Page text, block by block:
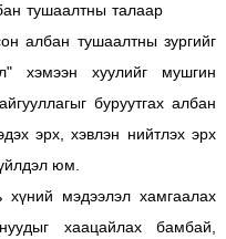
тушаалтны талаар
албан тушаалтны зургийг
хэмээн хуулийг мушгин
буруутгах албан
эрх, хэвлэн нийтлэх эрх
юм.
мэдээлэл хамгаалах
хаацайлах бамбай,